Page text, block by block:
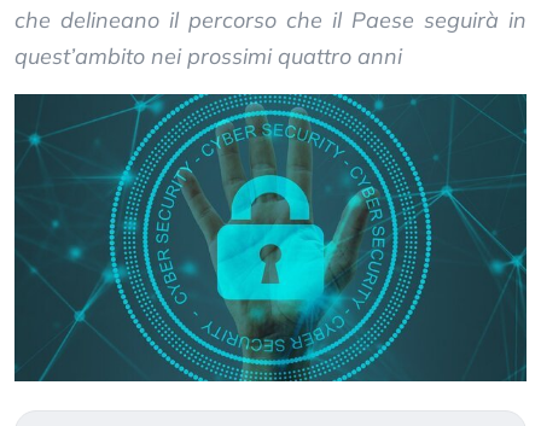
che delineano il percorso che il Paese seguirà in
quest’ambito nei prossimi quattro anni